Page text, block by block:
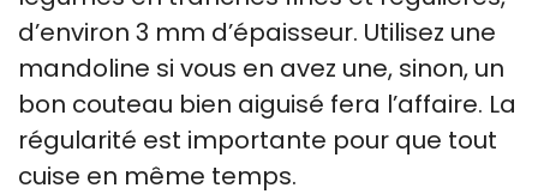
d’environ 3 mm d’épaisseur. Utilisez une
mandoline si vous en avez une, sinon, un
bon couteau bien aiguisé fera l’affaire. La
régularité est importante pour que tout
cuise en même temps.